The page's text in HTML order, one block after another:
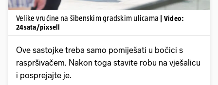
Velike vrućine na šibenskim gradskim ulicama
| Video:
24sata/pixsell
Ove sastojke treba samo pomiješati u bočici s
raspršivačem. Nakon toga stavite robu na vješalicu
i posprejajte je.